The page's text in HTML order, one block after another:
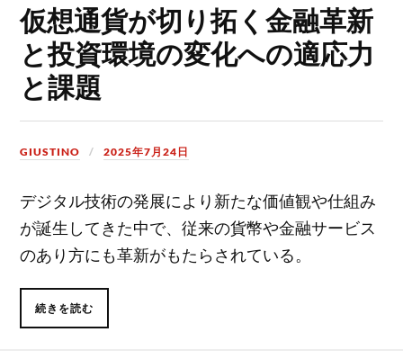
仮想通貨が切り拓く金融革新
と投資環境の変化への適応力
と課題
GIUSTINO 2025年7月24日
デジタル技術の発展により新たな価値観や仕組み
が誕生してきた中で、従来の貨幣や金融サービス
のあり方にも革新がもたらされている。
続きを読む